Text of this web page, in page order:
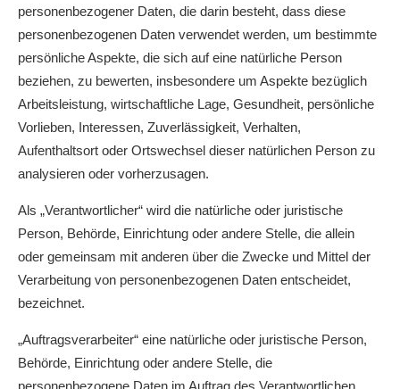
personenbezogener Daten, die darin besteht, dass diese
personenbezogenen Daten verwendet werden, um bestimmte
persönliche Aspekte, die sich auf eine natürliche Person
beziehen, zu bewerten, insbesondere um Aspekte bezüglich
Arbeitsleistung, wirtschaftliche Lage, Gesundheit, persönliche
Vorlieben, Interessen, Zuverlässigkeit, Verhalten,
Aufenthaltsort oder Ortswechsel dieser natürlichen Person zu
analysieren oder vorherzusagen.
Als „Verantwortlicher“ wird die natürliche oder juristische
Person, Behörde, Einrichtung oder andere Stelle, die allein
oder gemeinsam mit anderen über die Zwecke und Mittel der
Verarbeitung von personenbezogenen Daten entscheidet,
bezeichnet.
„Auftragsverarbeiter“ eine natürliche oder juristische Person,
Behörde, Einrichtung oder andere Stelle, die
personenbezogene Daten im Auftrag des Verantwortlichen